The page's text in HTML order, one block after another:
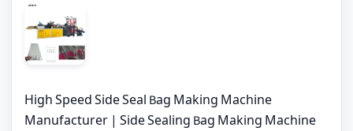
High Speed Side Seal Bag Making Machine
Manufacturer | Side Sealing Bag Making Machine